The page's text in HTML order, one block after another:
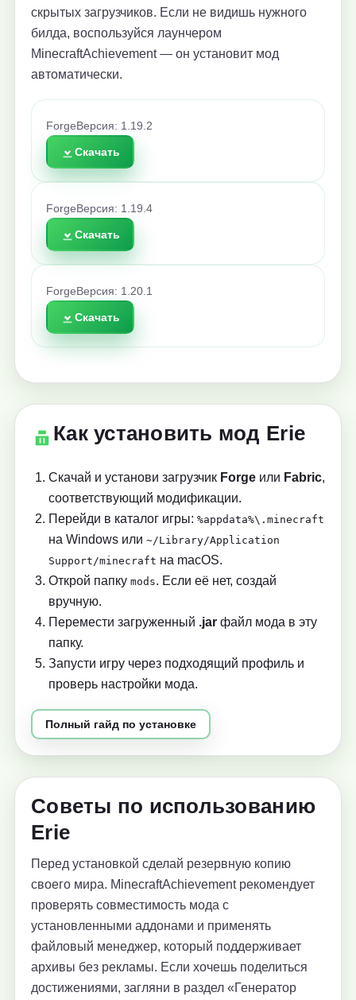
скрытых загрузчиков. Если не видишь нужного
билда, воспользуйся лаунчером
MinecraftAchievement — он установит мод
автоматически.
Forge Версия: 1.19.2
Скачать
Forge Версия: 1.19.4
Скачать
Forge Версия: 1.20.1
Скачать
Как установить мод Erie
Скачай и установи загрузчик Forge или Fabric,
соответствующий модификации.
Перейди в каталог игры: %appdata%\.minecraft
на Windows или ~/Library/Application
Support/minecraft на macOS.
Открой папку mods. Если её нет, создай
вручную.
Перемести загруженный .jar файл мода в эту
папку.
Запусти игру через подходящий профиль и
проверь настройки мода.
Полный гайд по установке
Советы по использованию
Erie
Перед установкой сделай резервную копию
своего мира. MinecraftAchievement рекомендует
проверять совместимость мода с
установленными аддонами и применять
файловый менеджер, который поддерживает
архивы без рекламы. Если хочешь поделиться
достижениями, загляни в раздел «Генератор